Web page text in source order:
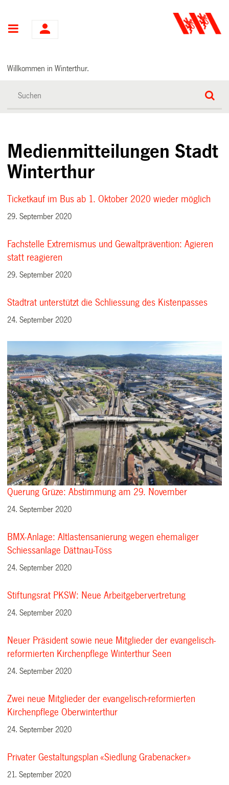
Hauptnavigation
Willkommen in Winterthur.
Medienmitteilungen Stadt
Winterthur
Ticketkauf im Bus ab 1. Oktober 2020 wieder möglich
29. September 2020
Fachstelle Extremismus und Gewaltprävention: Agieren
statt reagieren
29. September 2020
Stadtrat unterstützt die Schliessung des Kistenpasses
24. September 2020
Querung Grüze: Abstimmung am 29. November
24. September 2020
BMX-Anlage: Altlastensanierung wegen ehemaliger
Schiessanlage Dättnau-Töss
24. September 2020
Stiftungsrat PKSW: Neue Arbeitgebervertretung
24. September 2020
Neuer Präsident sowie neue Mitglieder der evangelisch-
reformierten Kirchenpflege Winterthur Seen
24. September 2020
Zwei neue Mitglieder der evangelisch-reformierten
Kirchenpflege Oberwinterthur
24. September 2020
Privater Gestaltungsplan «Siedlung Grabenacker»
21. September 2020